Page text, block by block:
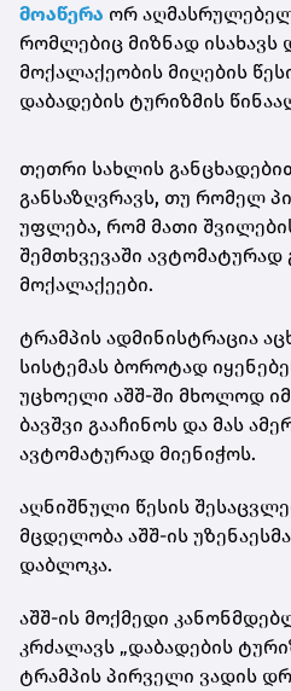
მოაწერა ორ
რომლებიც მიზნად ისახავს
მოქალაქეობის მიღების
დაბადების ტურიზმის
თეთრი სახლის
განსაზღვრავს, თუ რომელ
უფლება, რომ მათი
შემთხვევაში ავტომატურად
მოქალაქეები.
ტრამპის ადმინისტრაცია
სისტემას ბოროტად
უცხოელი აშშ-ში მხოლოდ
ბავშვი გააჩინოს და მას
ავტომატურად მიენიჭოს.
აღნიშნული წესის
მცდელობა აშშ-ის
დაბლოკა.
აშშ-ის მოქმედი
კრძალავს „დაბადების
ტრამპის პირველი ვადის